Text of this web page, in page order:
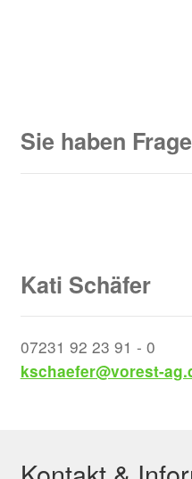
Sie haben
Kati Schäfer
07231 92 23 91 - 0
kschaefer@vorest-